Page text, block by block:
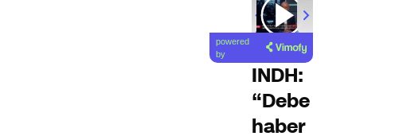
powered
by
INDH:
“Debe
haber